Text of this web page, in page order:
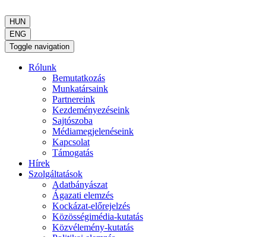
HUN
ENG
Toggle navigation
Rólunk
Bemutatkozás
Munkatársaink
Partnereink
Kezdeményezéseink
Sajtószoba
Médiamegjelenéseink
Kapcsolat
Támogatás
Hírek
Szolgáltatások
Adatbányászat
Ágazati elemzés
Kockázat-előrejelzés
Közösségimédia-kutatás
Közvélemény-kutatás